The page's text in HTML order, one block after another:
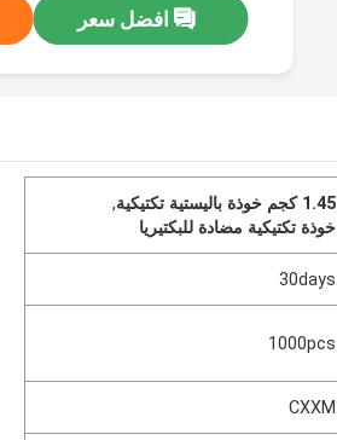
افضل سعر
1.45 كجم خوذة باليستية تكتيكية
,
خوذة تكتيكية مضادة للبكتيريا
30days
1000pcs
CXXM